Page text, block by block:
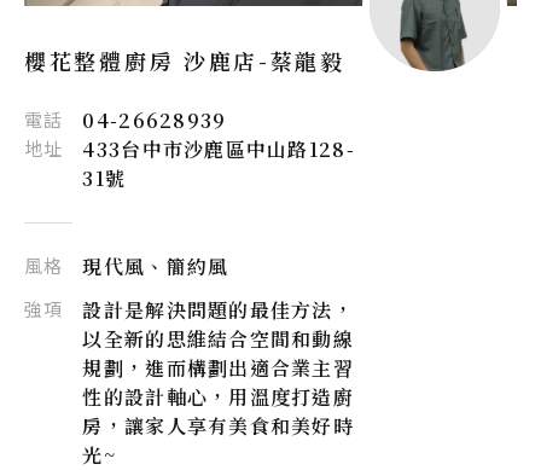
櫻花整體廚房 沙鹿店-蔡龍毅
電話 04-26628939
地址
433台中市沙鹿區中山路128-
31號
風格 現代風、簡約風
強項
設計是解決問題的最佳方法，
以全新的思維結合空間和動線
規劃，進而構劃出適合業主習
性的設計軸心，用溫度打造廚
房，讓家人享有美食和美好時
光~